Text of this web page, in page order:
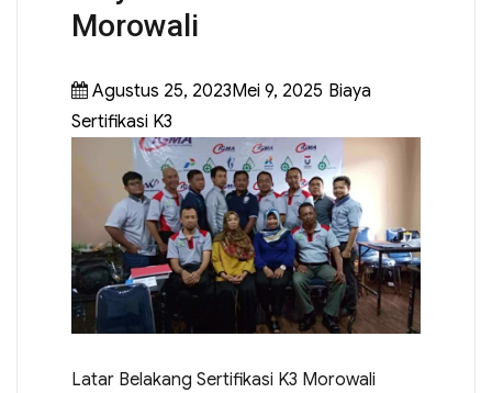
Morowali
Agustus 25, 2023Mei 9, 2025 Biaya
Sertifikasi K3
Latar Belakang Sertifikasi K3 Morowali